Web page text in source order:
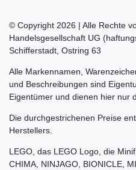
© Copyright 2026 | Alle Rechte
Handelsgesellschaft UG
Schifferstadt, Ostring 63
Alle Markennamen,
und Beschreibungen sind
Eigentümer und dienen hier nur
Die durchgestrichenen Preise
Herstellers.
LEGO, das LEGO Logo, die
CHIMA, NINJAGO, BIONICLE,